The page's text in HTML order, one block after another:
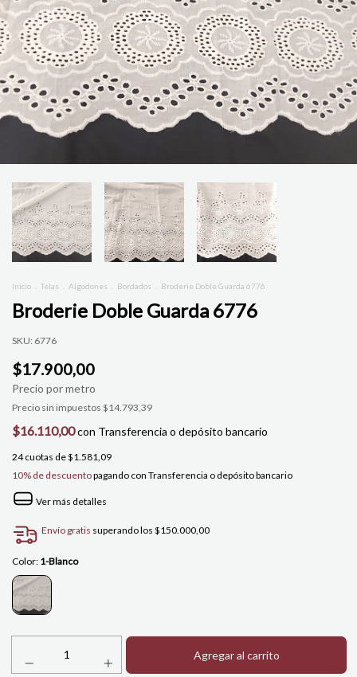
Inicio Telas Algodones Bordados Broderie Doble Guarda 6776
Broderie Doble Guarda 6776
SKU: 6776
$17.900,00
Precio sin impuestos $14.793,39
$16.110,00con Transferencia o depósito bancario
24 cuotas de$1.581,09
10% de descuentopagando con Transferencia o depósito bancario
Ver más detalles
Envío gratis superando los $150.000,00
Color: 1-Blanco